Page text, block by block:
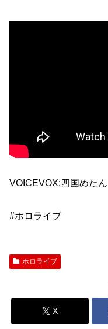
VOICEVOX:四国めたん
#ホロライブ
ホロライブ
X